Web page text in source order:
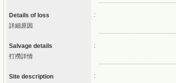
Details of loss
詳細原因
:
Salvage details
打撈詳情
:
Site description
: